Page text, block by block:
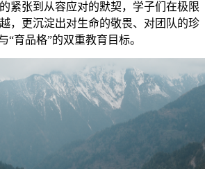
紧张到从容应对的默契，学子们在极限
，更沉淀出对生命的敬畏、对团队的珍
“育品格”的双重教育目标。